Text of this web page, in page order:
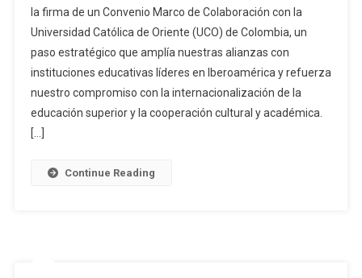
la firma de un Convenio Marco de Colaboración con la
Universidad Católica de Oriente (UCO) de Colombia, un
paso estratégico que amplía nuestras alianzas con
instituciones educativas líderes en Iberoamérica y refuerza
nuestro compromiso con la internacionalización de la
educación superior y la cooperación cultural y académica.
[…]
Continue Reading